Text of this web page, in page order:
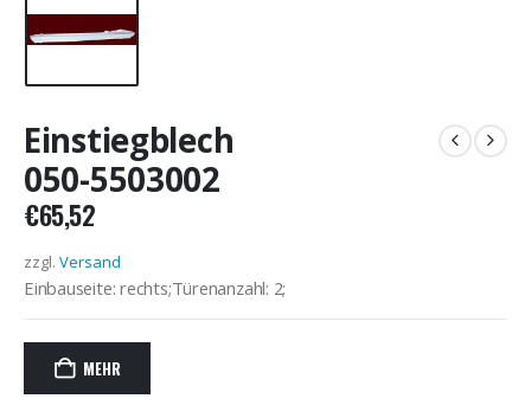
Einstiegblech
050-5503002
€65,52
zzgl. Versand
Einbauseite: rechts;Türenanzahl: 2;
MEHR